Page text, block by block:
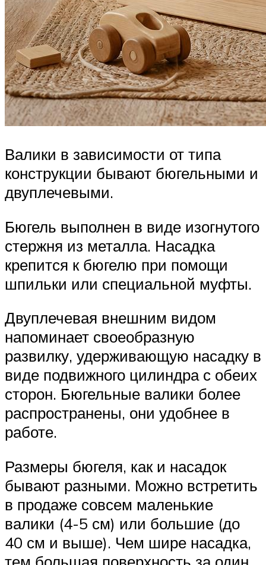
Валики в зависимости от типа
конструкции бывают бюгельными и
двуплечевыми.
Бюгель выполнен в виде изогнутого
стержня из металла. Насадка
крепится к бюгелю при помощи
шпильки или специальной муфты.
Двуплечевая внешним видом
напоминает своеобразную
развилку, удерживающую насадку в
виде подвижного цилиндра с обеих
сторон. Бюгельные валики более
распространены, они удобнее в
работе.
Размеры бюгеля, как и насадок
бывают разными. Можно встретить
в продаже совсем маленькие
валики (4-5 см) или большие (до
40 см и выше). Чем шире насадка,